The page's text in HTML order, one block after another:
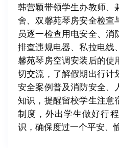
韩营颖带领学生办教师、
舍、双馨苑琴房安全检查
员逐一检查用电安全、消
排查违规电器、私拉电线
馨苑琴房空调安装后的使
切交流，了解假期出行计
安全案例普及消防安全、
知识，提醒留校学生注意
制度，外出学生做好行
识，确保度过一个平安、